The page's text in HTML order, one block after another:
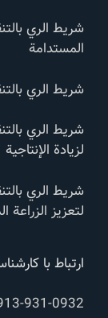
شريط الري
المستدامة
شريط الري
شريط الري
لزيادة الإنتاجية
شريط الري
لتعزيز الزراعة
ارتباط با
931-0932